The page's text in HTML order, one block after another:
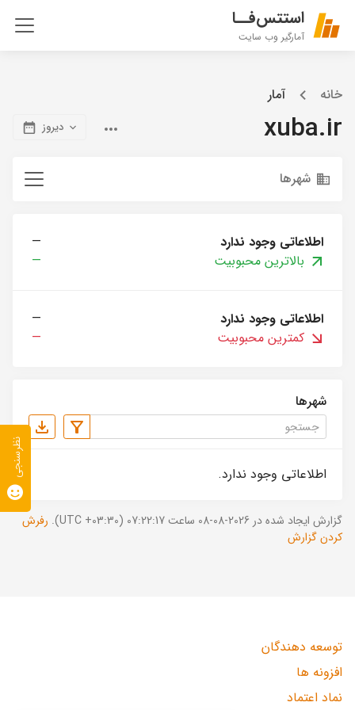
استتس‌فــا
آمارگیر وب سایت
خانه آمار
xuba.ir دیروز
شهرها
اطلاعاتی وجود ندارد
—
بالاترین محبوبیت
—
اطلاعاتی وجود ندارد
—
کمترین محبوبیت
—
شهرها
اطلاعاتی وجود ندارد.
گزارش ایجاد شده در 2026-08-08 ساعت 07:22:17 (UTC +03:30).
رفرش
کردن گزارش
توسعه دهندگان
افزونه ها
نماد اعتماد
نظرسنجی